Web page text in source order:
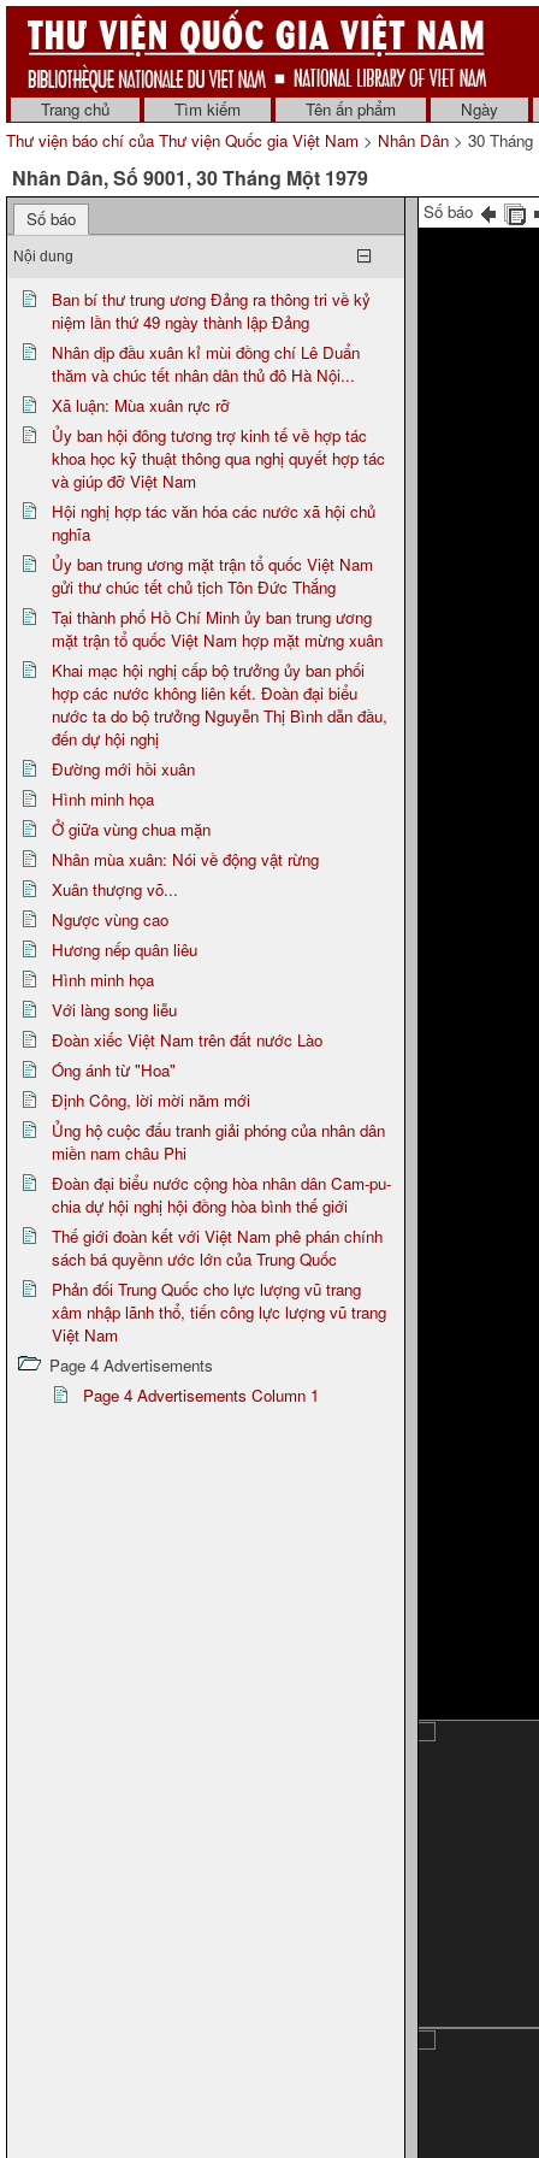
Trang chủ Tìm kiếm Tên ấn phẩm
Ngày
Thư viện báo chí của Thư viện Quốc gia Việt Nam > Nhân Dân > 30 Tháng
Nhân Dân, Số 9001, 30 Tháng Một 1979
Số báo
Nội dung
Ban bí thư trung ương Đảng ra thông tri về kỷ
niệm lần thứ 49 ngày thành lập Đảng
Nhân dịp đầu xuân kỉ mùi đồng chí Lê Duẩn
thăm và chúc tết nhân dân thủ đô Hà Nội...
Xã luận: Mùa xuân rực rỡ
Ủy ban hội đông tương trợ kinh tế về hợp tác
khoa học kỹ thuật thông qua nghị quyết hợp tác
và giúp đỡ Việt Nam
Hội nghị hợp tác văn hóa các nước xã hội chủ
nghĩa
Ủy ban trung ương mặt trận tổ quốc Việt Nam
gửi thư chúc tết chủ tịch Tôn Đức Thắng
Tại thành phố Hồ Chí Minh ủy ban trung ương
mặt trận tổ quốc Việt Nam hợp mặt mừng xuân
Khai mạc hội nghị cấp bộ trưởng ủy ban phối
hợp các nước không liên kết. Đoàn đại biểu
nước ta do bộ trưởng Nguyễn Thị Bình dẫn đầu,
đến dự hội nghị
Đường mới hồi xuân
Hình minh họa
Ở giữa vùng chua mặn
Nhân mùa xuân: Nói về động vật rừng
Xuân thượng võ...
Ngược vùng cao
Hương nếp quân liêu
Hình minh họa
Với làng song liễu
Đoàn xiếc Việt Nam trên đất nước Lào
Óng ánh từ "Hoa"
Định Công, lời mời năm mới
Ủng hộ cuộc đấu tranh giải phóng của nhân dân
miền nam châu Phi
Đoàn đại biểu nước cộng hòa nhân dân Cam-pu-
chia dự hội nghị hội đồng hòa bình thế giới
Thế giới đoàn kết với Việt Nam phê phán chính
sách bá quyềnn ước lớn của Trung Quốc
Phản đối Trung Quốc cho lực lượng vũ trang
xâm nhập lãnh thổ, tiến công lực lượng vũ trang
Việt Nam
Page 4 Advertisements
Page 4 Advertisements Column 1
Số báo